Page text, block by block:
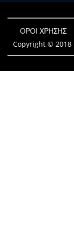
ΟΡΟΙ ΧΡΗΣΗΣ
Copyright © 2018